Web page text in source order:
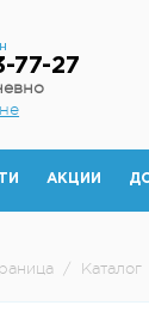
77-27
АКЦИИ
/ Каталог